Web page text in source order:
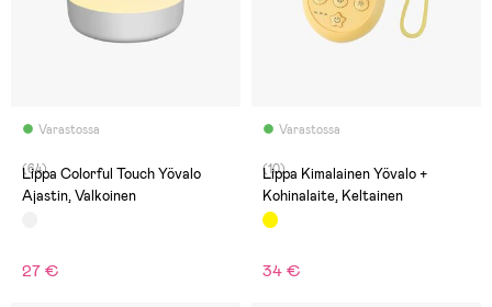
Varastossa
(64)
Lippa Colorful Touch Yövalo
Ajastin, Valkoinen
27 €
Varastossa
(10)
Lippa Kimalainen Yövalo +
Kohinalaite, Keltainen
34 €